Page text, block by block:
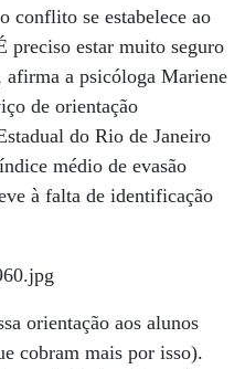
conflito se estabelece ao
preciso estar muito seguro
afirma a psicóloga Mariene
de orientação
do Rio de Janeiro
médio de evasão
à falta de identificação
orientação aos alunos
cobram mais por isso).